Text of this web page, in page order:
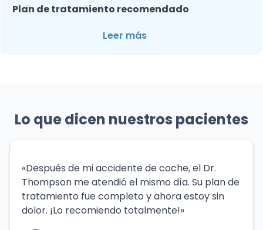
Plan de tratamiento recomendado
Leer más
Lo que dicen nuestros pacientes
«Después de mi accidente de coche, el Dr.
Thompson me atendió el mismo día. Su plan de
tratamiento fue completo y ahora estoy sin
dolor. ¡Lo recomiendo totalmente!»